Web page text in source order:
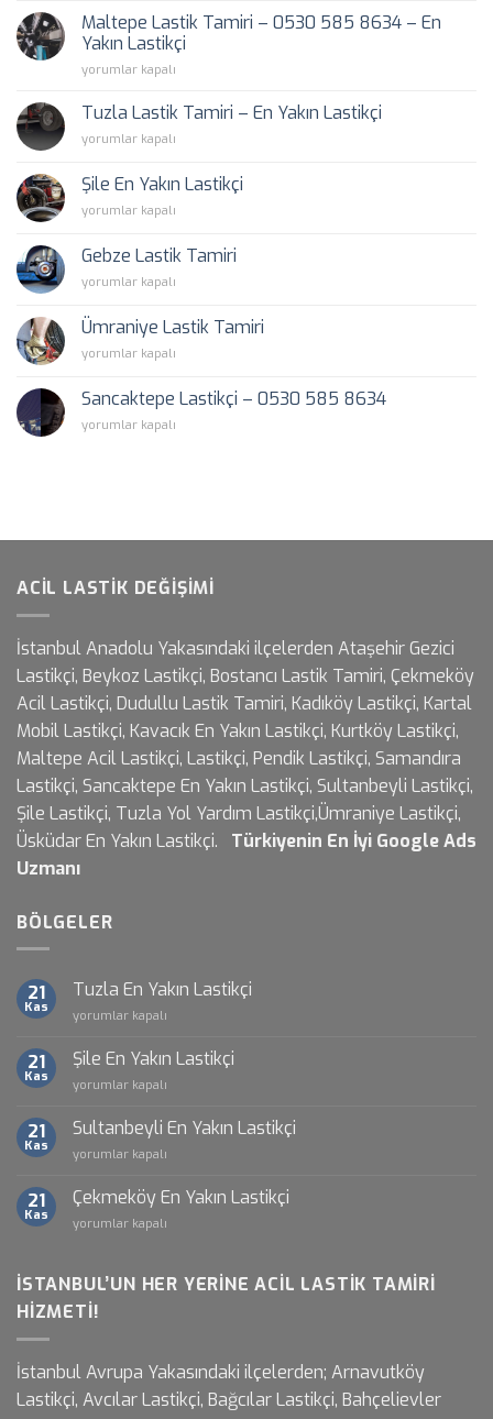
–
En
Lastikçi
Tamiri
–
0530
585
–
Yakın
için
Maltepe Lastik Tamiri – 0530 585 8634 – En
Yakın Lastikçi
Maltepe
Tamiri
0530
8634
En
Lastikçi
yorumlar kapalı
Tuzla Lastik Tamiri – En Yakın Lastikçi
Tuzla
Tamiri
–
En
Lastikçi
yorumlar kapalı
Şile En Yakın Lastikçi
Şile
Yakın
Lastikçi
için
yorumlar kapalı
Gebze Lastik Tamiri
Gebze
Tamiri
için
yorumlar kapalı
Ümraniye Lastik Tamiri
Ümraniye
Tamiri
için
yorumlar kapalı
Sancaktepe Lastikçi – 0530 585 8634
Sancaktepe
yorumlar kapalı
ACIL LASTIK DEĞIŞIMI
İstanbul Anadolu Yakasındaki ilçelerden Ataşehir Gezici
Lastikçi, Beykoz Lastikçi, Bostancı Lastik Tamiri, Çekmeköy
Acil Lastikçi, Dudullu Lastik Tamiri, Kadıköy Lastikçi, Kartal
Mobil Lastikçi, Kavacık En Yakın Lastikçi, Kurtköy Lastikçi,
Maltepe Acil Lastikçi, Lastikçi, Pendik Lastikçi, Samandıra
Lastikçi, Sancaktepe En Yakın Lastikçi, Sultanbeyli Lastikçi,
Şile Lastikçi, Tuzla Yol Yardım Lastikçi,Ümraniye Lastikçi,
Üsküdar En Yakın Lastikçi. Türkiyenin En İyi Google Ads
Uzmanı
BÖLGELER
21
Kas
Tuzla En Yakın Lastikçi
Tuzla
Yakın
Lastikçi
için
yorumlar kapalı
21
Kas
Şile En Yakın Lastikçi
Şile
Yakın
için
yorumlar kapalı
21
Kas
Sultanbeyli En Yakın Lastikçi
Sultanbeyli
Yakın
Lastikçi
için
yorumlar kapalı
21
Kas
Çekmeköy En Yakın Lastikçi
Çekmeköy
Lastikçi
için
yorumlar kapalı
İSTANBUL’UN HER YERINE ACIL LASTIK TAMIRI
HIZMETI!
İstanbul Avrupa Yakasındaki ilçelerden; Arnavutköy
Lastikçi, Avcılar Lastikçi, Bağcılar Lastikçi, Bahçelievler